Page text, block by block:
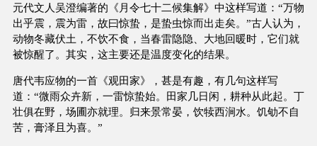
元代文人吴澄编著的《月令七十二候集解》中这样写道：“万物
出乎震，震为雷，故曰惊蛰，是蛰虫惊而出走矣。”古人认为，
动物冬藏伏土，不饮不食，当春雷隐隐、大地回暖时，它们就
被惊醒了。其实，这主要还是温度变化的结果。
唐代韦应物的一首《观田家》，甚是有趣，有几句这样写
道：“微雨众卉新，一雷惊蛰始。田家几日闲，耕种从此起。丁
壮俱在野，场圃亦就理。归来景常晏，饮犊西涧水。饥劬不自
苦，膏泽且为喜。”